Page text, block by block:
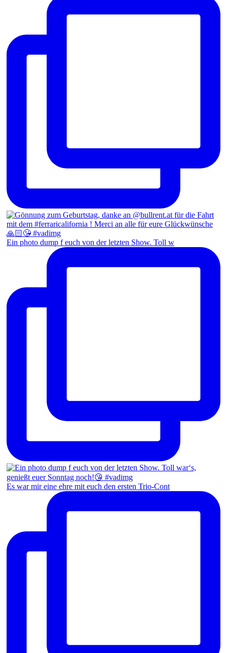
Ein photo dump f euch von der letzten Show. Toll w
Es war mir eine ehre mit euch den ersten Trio-Cont